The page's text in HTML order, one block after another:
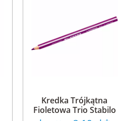
Kredka Trójkątna
Fioletowa Trio Stabilo